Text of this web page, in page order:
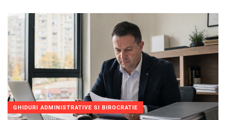
GHIDURI ADMINISTRATIVE SI BIROCRATIE